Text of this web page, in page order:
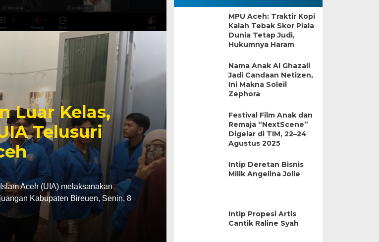
Luar Kelas,
Telusuri
Aceh (UIA) melaksanakan
Kabupaten Bireuen, Senin, 8
MPU Aceh: Traktir Kopi
Kalah Tebak Skor Piala
Dunia Tetap Judi,
Hukumnya Haram
Nama Anak Al Ghazali
Jadi Candaan Netizen,
Ini Makna Soleil
Zephora
Festival Film Anak dan
Remaja “NextScene”
Digelar di TIM, 22–24
Agustus 2025
Intip Deretan Bisnis
Milik Angelina Jolie
Intip Propesi Artis
Cantik Raline Syah